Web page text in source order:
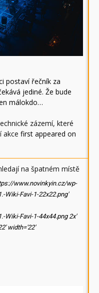
postaví řečník za
jediné. Že bude
málokdo…
zázemí, které
akce first appeared on
na špatném místě
www.novinkyin.cz/wp-
Wiki-Favi-1-22x22.png'
Wiki-Favi-1-44x44.png 2x'
width='22'